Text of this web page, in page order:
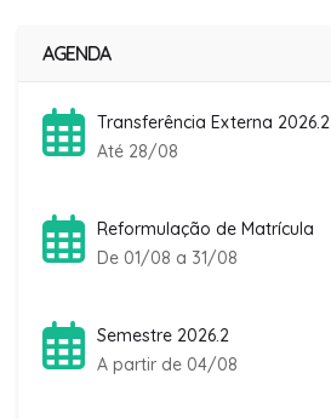
AGENDA
Transferência Externa 2026.2
Até 28/08
Reformulação de Matrícula
De 01/08 a 31/08
Semestre 2026.2
A partir de 04/08